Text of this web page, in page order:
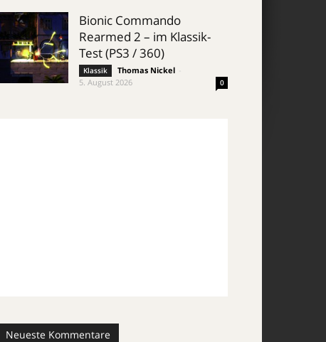
Bionic Commando
Rearmed 2 – im Klassik-
Test (PS3 / 360)
Klassik Thomas Nickel
5. August 2026
0
Neueste Kommentare